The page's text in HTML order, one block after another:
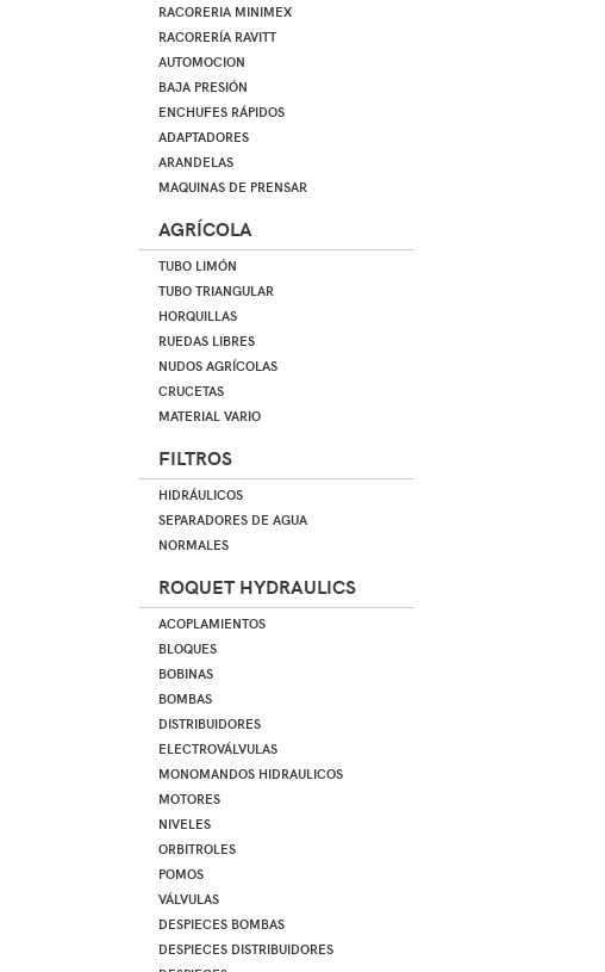
RACORERIA MINIMEX
RACORERÍA RAVITT
AUTOMOCION
BAJA PRESIÓN
ENCHUFES RÁPIDOS
ADAPTADORES
ARANDELAS
MAQUINAS DE PRENSAR
AGRÍCOLA
TUBO LIMÓN
TUBO TRIANGULAR
HORQUILLAS
RUEDAS LIBRES
NUDOS AGRÍCOLAS
CRUCETAS
MATERIAL VARIO
FILTROS
HIDRÁULICOS
SEPARADORES DE AGUA
NORMALES
ROQUET HYDRAULICS
ACOPLAMIENTOS
BLOQUES
BOBINAS
BOMBAS
DISTRIBUIDORES
ELECTROVÁLVULAS
MONOMANDOS HIDRAULICOS
MOTORES
NIVELES
ORBITROLES
POMOS
VÁLVULAS
DESPIECES BOMBAS
DESPIECES DISTRIBUIDORES